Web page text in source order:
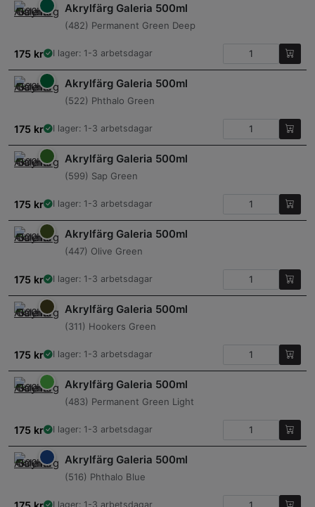
Akrylfärg Galeria 500ml
(482) Permanent Green Deep
175 kr I lager: 1-3 arbetsdagar
Akrylfärg Galeria 500ml
(522) Phthalo Green
175 kr I lager: 1-3 arbetsdagar
Akrylfärg Galeria 500ml
(599) Sap Green
175 kr I lager: 1-3 arbetsdagar
Akrylfärg Galeria 500ml
(447) Olive Green
175 kr I lager: 1-3 arbetsdagar
Akrylfärg Galeria 500ml
(311) Hookers Green
175 kr I lager: 1-3 arbetsdagar
Akrylfärg Galeria 500ml
(483) Permanent Green Light
175 kr I lager: 1-3 arbetsdagar
Akrylfärg Galeria 500ml
(516) Phthalo Blue
I lager: 1-3 arbetsdagar